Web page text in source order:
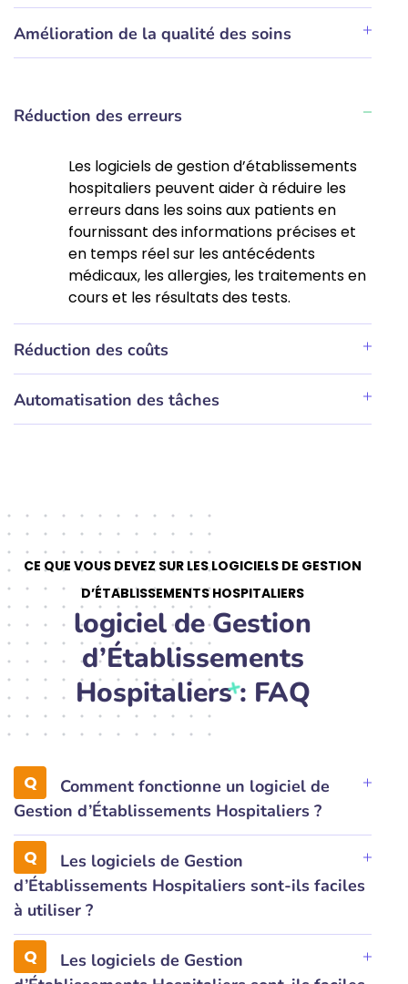
Amélioration de la qualité des soins
Réduction des erreurs
Les logiciels de gestion d’établissements
hospitaliers peuvent aider à réduire les
erreurs dans les soins aux patients en
fournissant des informations précises et
en temps réel sur les antécédents
médicaux, les allergies, les traitements en
cours et les résultats des tests.
Réduction des coûts
Automatisation des tâches
CE QUE VOUS DEVEZ SUR LES LOGICIELS DE GESTION
D’ÉTABLISSEMENTS HOSPITALIERS
logiciel de Gestion
d’Établissements
Hospitaliers : FAQ
Comment fonctionne un logiciel de
Gestion d’Établissements Hospitaliers ?
Les logiciels de Gestion
d’Établissements Hospitaliers sont-ils faciles
à utiliser ?
Les logiciels de Gestion